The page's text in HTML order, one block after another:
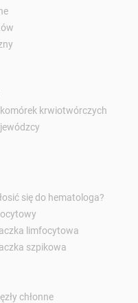
krwiotwórczych
się do hematologa?
limfocytowa
szpikowa
chłonne